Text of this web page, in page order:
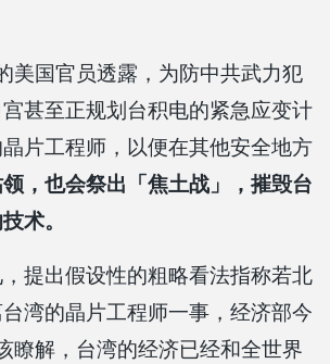
美国官员透露，为防中共武力犯
甚至正规划台积电的紧急应变计
片工程师，以便在其他安全地方
，也会祭出「焦土战」，摧毁台
术。
提出假设性的粗略看法指称若北
湾的晶片工程师一事，经济部今
瞭解，台湾的经济已经和全世界